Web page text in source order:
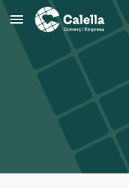
Skip to main content